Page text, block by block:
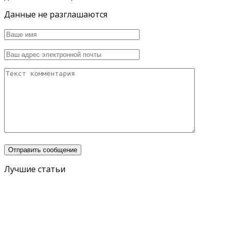
Данные не разглашаются
Лучшие статьи